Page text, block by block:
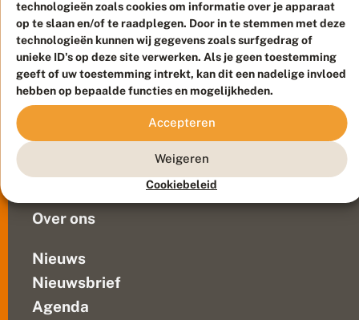
technologieën zoals cookies om informatie over je apparaat
op te slaan en/of te raadplegen. Door in te stemmen met deze
technologieën kunnen wij gegevens zoals surfgedrag of
unieke ID's op deze site verwerken. Als je geen toestemming
geeft of uw toestemming intrekt, kan dit een nadelige invloed
hebben op bepaalde functies en mogelijkheden.
Accepteren
Weigeren
Cookiebeleid
b
e
s
t
e
B
e
r
m
b
e
h
onlangs
uitgereikt
op
hun
boerderij
in
Rottum
(Groningen).
De
bloemrijke
ecologisch...
Contact
Veelgestelde vragen
Doneer
Over ons
Nieuws
Nieuwsbrief
Agenda
Meld waarnemingen
© 2026 Vlinderstichting
Duurzaam ontwikkeld door Go2People
, ontworpen door
Blue Field Agency
Privacy
Disclaimer
Sitemap